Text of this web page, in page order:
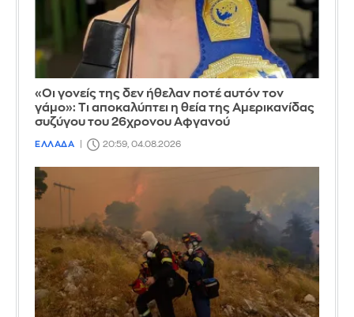
«Οι γονείς της δεν ήθελαν ποτέ αυτόν τον
γάμο»: Τι αποκαλύπτει η θεία της Αμερικανίδας
συζύγου του 26χρονου Αφγανού
ΕΛΛΑΔΑ 20:59, 04.08.2026